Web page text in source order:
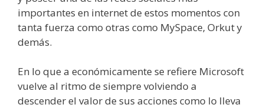
importantes en internet de estos momentos con
tanta fuerza como otras como MySpace, Orkut y
demás.
En lo que a económicamente se refiere Microsoft
vuelve al ritmo de siempre volviendo a
descender el valor de sus acciones como lo lleva